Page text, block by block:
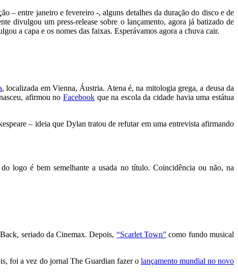
– entre janeiro e fevereiro -, alguns detalhes da duração do disco e de
divulgou um press-release sobre o lançamento, agora já batizado de
a capa e os nomes das faixas. Esperávamos agora a chuva cair.
, localizada em Vienna, Áustria. Atena é, na mitologia grega, a deusa da
afirmou no Facebookque na escola da cidade havia uma estátua
– ideia que Dylan tratou de refutar em uma entrevista afirmando
logo é bem semelhante a usada no título. Coincidência ou não, na
seriado da Cinemax. Depois, “Scarlet Town” como fundo musical
foi a vez do jornal The Guardian fazer o lançamento mundial no novo